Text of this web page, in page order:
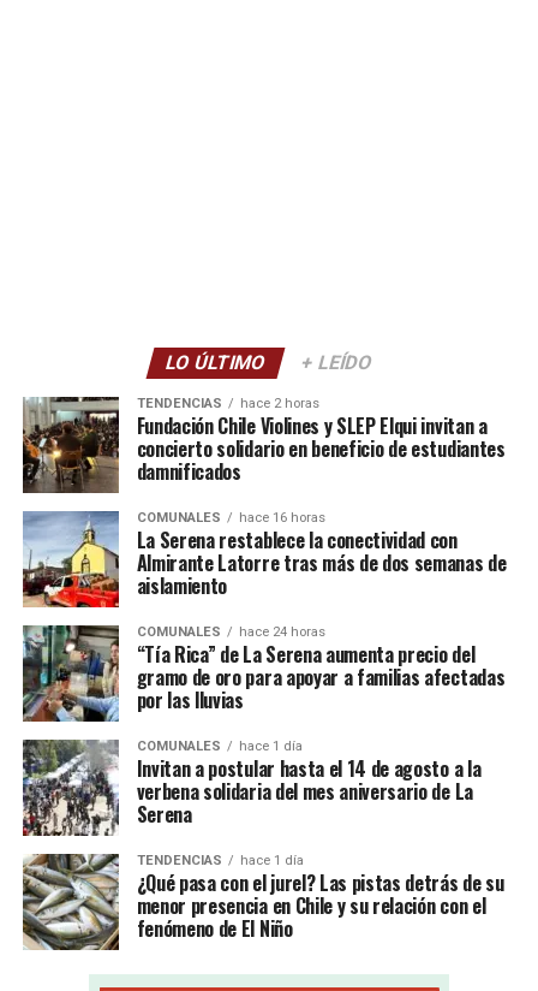
LO ÚLTIMO + LEÍDO
TENDENCIAS hace 2 horas
Fundación Chile Violines y SLEP Elqui invitan a
concierto solidario en beneficio de estudiantes
damnificados
COMUNALES hace 16 horas
La Serena restablece la conectividad con
Almirante Latorre tras más de dos semanas de
aislamiento
COMUNALES hace 24 horas
“Tía Rica” de La Serena aumenta precio del
gramo de oro para apoyar a familias afectadas
por las lluvias
COMUNALES hace 1 día
Invitan a postular hasta el 14 de agosto a la
verbena solidaria del mes aniversario de La
Serena
TENDENCIAS hace 1 día
¿Qué pasa con el jurel? Las pistas detrás de su
menor presencia en Chile y su relación con el
fenómeno de El Niño